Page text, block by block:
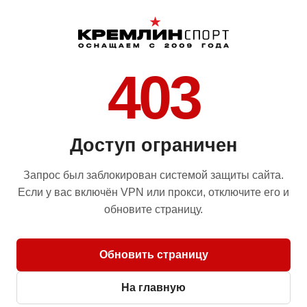
403
Доступ ограничен
Запрос был заблокирован системой защиты сайта.
Если у вас включён VPN или прокси, отключите его и
обновите страницу.
Обновить страницу
На главную